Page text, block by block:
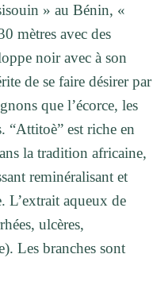
» au Bénin, «
mètres avec des
noir avec à son
de se faire désirer par
que l’écorce, les
“Attitoè” est riche en
la tradition africaine,
reminéralisant et
L’extrait aqueux de
ulcères,
Les branches sont